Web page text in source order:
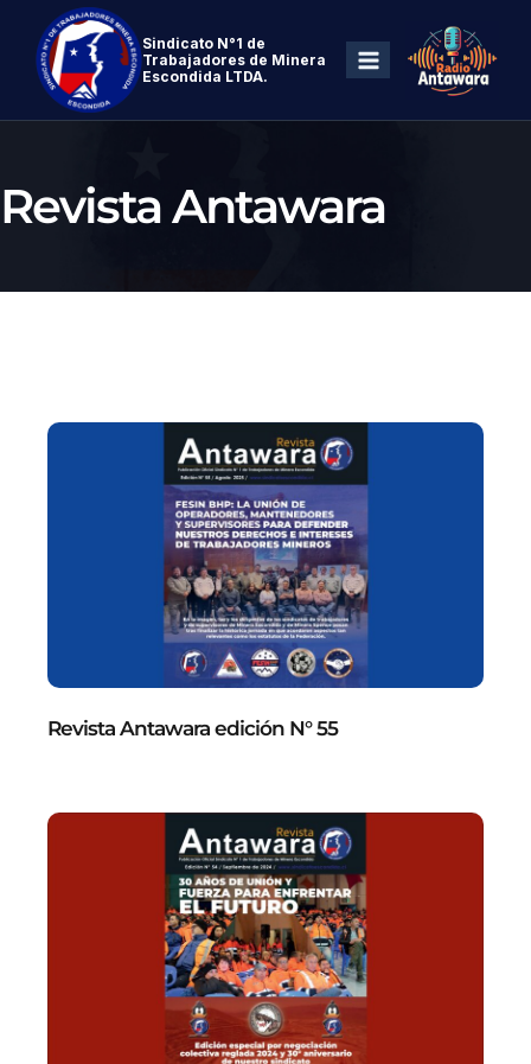
Sindicato N°1 de
Trabajadores de Minera
Escondida LTDA.
Revista Antawara
Revista Antawara edición N° 55